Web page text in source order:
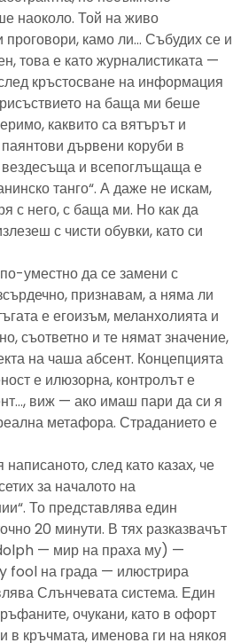
наоколо. Той на живо
проговори, камо ли… Събудих се и
това е като журналистиката —
кръстосване на информация
на баща ми беше
каквито са вятърът и
дървени коруби в
вездесъща и всепоглъщаща е
танго“. А даже не искам,
с него, с баща ми. Но как да
с чисти обувки, като си
уместно да се замени с
признавам, а няма ли
е егоизъм, меланхолията и
съответно и те нямат значение,
на чаша абсент. Концепцията
е илюзорна, контролът е
виж — ако имаш пари да си я
метафора. Страданието е
след като казах, че
за началото на
То представлява един
20 минути. В тях разказвачът
— мир на праха му) —
fool на града — илюстрира
Слънчевата система. Един
очукани, като в офорт
в кръчмата, именова ги на някоя